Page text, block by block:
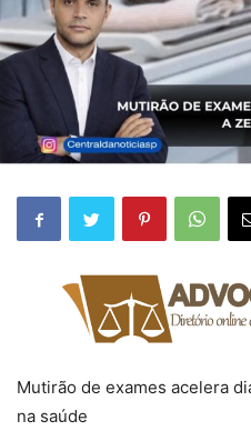
Mutirão de exames acelera
na saúde